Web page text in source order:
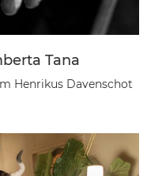
Tana
Henrikus Davenschot